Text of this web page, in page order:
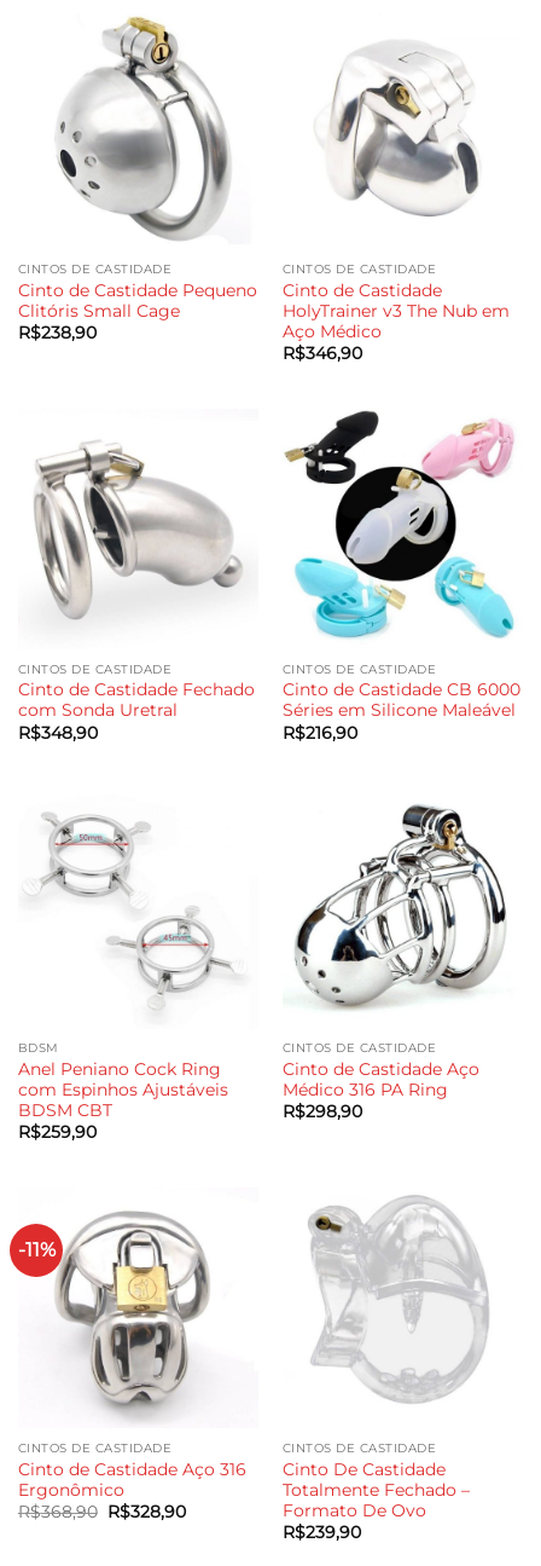
CINTOS DE CASTIDADE
Cinto de Castidade Pequeno
Clitóris Small Cage
R$238,90
CINTOS DE CASTIDADE
Cinto de Castidade
HolyTrainer v3 The Nub em
Aço Médico
R$346,90
CINTOS DE CASTIDADE
Cinto de Castidade Fechado
com Sonda Uretral
R$348,90
CINTOS DE CASTIDADE
Cinto de Castidade CB 6000
Séries em Silicone Maleável
R$216,90
BDSM
Anel Peniano Cock Ring
com Espinhos Ajustáveis
BDSM CBT
R$259,90
CINTOS DE CASTIDADE
Cinto de Castidade Aço
Médico 316 PA Ring
R$298,90
-11%
CINTOS DE CASTIDADE
Cinto de Castidade Aço 316
Ergonômico
R$368,90 O
preço
R$328,90O
CINTOS DE CASTIDADE
Cinto De Castidade
Totalmente Fechado –
Formato De Ovo
R$239,90